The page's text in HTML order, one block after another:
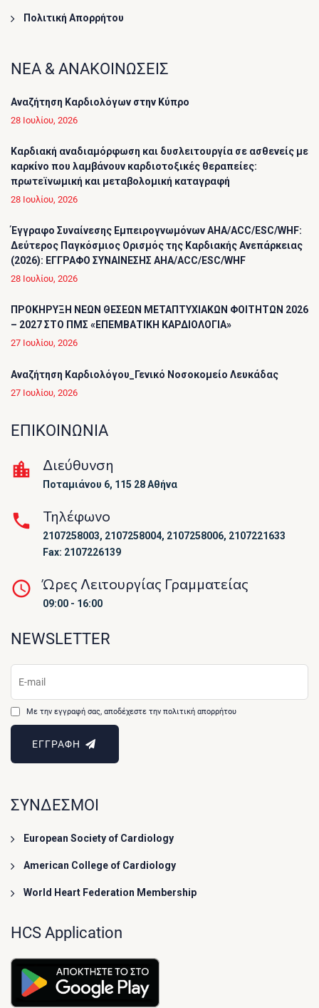
Πολιτική Απορρήτου
ΝΕΑ & ΑΝΑΚΟΙΝΩΣΕΙΣ
Αναζήτηση Καρδιολόγων στην Κύπρο
28 Ιουλίου, 2026
Καρδιακή αναδιαμόρφωση και δυσλειτουργία σε ασθενείς με
καρκίνο που λαμβάνουν καρδιοτοξικές θεραπείες:
πρωτεϊνωμική και μεταβολομική καταγραφή
28 Ιουλίου, 2026
Έγγραφο Συναίνεσης Εμπειρογνωμόνων AHA/ACC/ESC/WHF:
Δεύτερος Παγκόσμιος Ορισμός της Καρδιακής Ανεπάρκειας
(2026): ΕΓΓΡΑΦΟ ΣΥΝΑΙΝΕΣΗΣ AHA/ACC/ESC/WHF
28 Ιουλίου, 2026
ΠΡΟΚΗΡΥΞΗ ΝΕΩΝ ΘΕΣΕΩΝ ΜΕΤΑΠΤΥΧΙΑΚΩΝ ΦΟΙΤΗΤΩΝ 2026
– 2027 ΣΤΟ ΠΜΣ «ΕΠΕΜΒΑΤΙΚΗ ΚΑΡΔΙΟΛΟΓΙΑ»
27 Ιουλίου, 2026
Αναζήτηση Καρδιολόγου_Γενικό Νοσοκομείο Λευκάδας
27 Ιουλίου, 2026
ΕΠΙΚΟΙΝΩΝΙΑ
Διεύθυνση
Ποταμιάνου 6, 115 28 Αθήνα
Τηλέφωνο
2107258003, 2107258004, 2107258006, 2107221633
Fax: 2107226139
Ώρες Λειτουργίας Γραμματείας
09:00 - 16:00
NEWSLETTER
Με την εγγραφή σας, αποδέχεστε την πολιτική απορρήτου
ΕΓΓΡΑΦΗ
ΣΥΝΔΕΣΜΟΙ
European Society of Cardiology
American College of Cardiology
World Heart Federation Membership
HCS Application